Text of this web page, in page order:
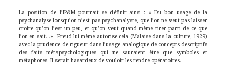
La position de l’IP&M pourrait se définir ainsi : « Du bon usage de la
psychanalyse lorsqu’on n’est pas psychanalyste, que l’on ne veut pas laisser
croire qu’on l’est un peu, et qu’on veut quand même tirer parti de ce que
l’on en sait…». Freud lui-même autorise cela (Malaise dans la culture, 1929)
avec la prudence de rigueur dans l’usage analogique de concepts descriptifs
des faits métapsychologiques qui ne sauraient être que symboles et
métaphores. Il serait hasardeux de vouloir les rendre opératoires.